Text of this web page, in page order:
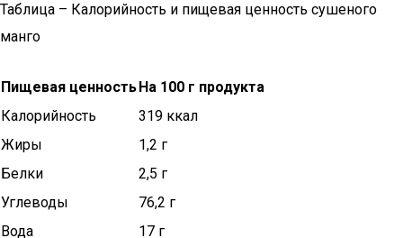
Таблица – Калорийность и пищевая ценность сушеного
манго
Пищевая ценностьНа 100 г продукта
Калорийность
319 ккал
Жиры
1,2 г
Белки
2,5 г
Углеводы
76,2 г
Вода
17 г